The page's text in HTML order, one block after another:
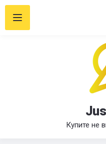
Купите не